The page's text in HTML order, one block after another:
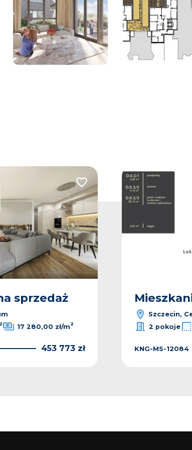
Dodaj do ulubionych
sprzedaż
2 17 280,00 zł/m2
453 773 zł
Szczecin,
2 pokoje
KNG-MS-12084